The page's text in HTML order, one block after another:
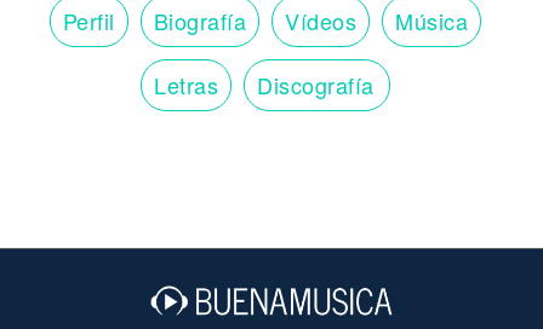
Perfil Biografía Vídeos Música
Letras Discografía